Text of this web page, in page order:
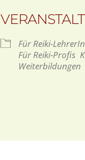
Für Reiki-
Für Reiki-Profis
Weiterbildungen